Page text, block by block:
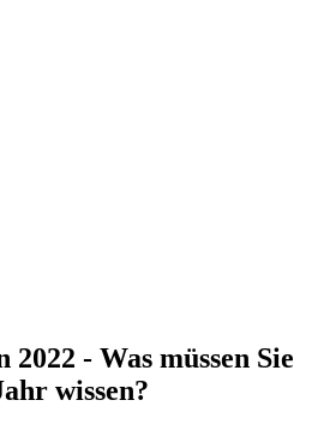
- Was müssen Sie
wissen?